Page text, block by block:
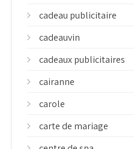
cadeau publicitaire
cadeauvin
cadeaux publicitaires
cairanne
carole
carte de mariage